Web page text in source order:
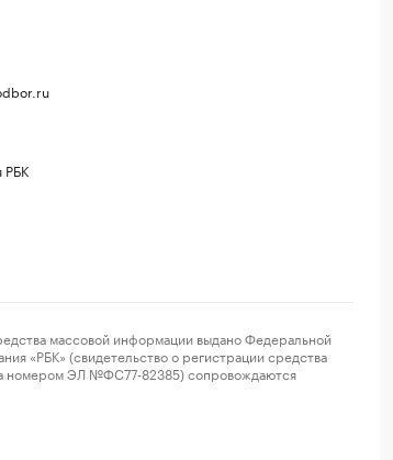
РБК
массовой информации выдано Федеральной
«РБК» (свидетельство о регистрации средства
номером ЭЛ №ФС77-82385) сопровождаются